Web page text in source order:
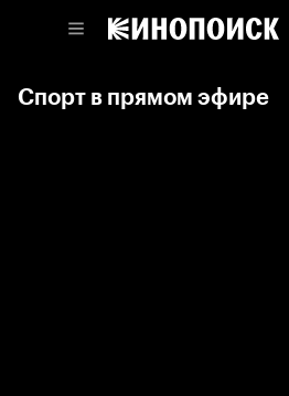
Спорт в прямом эфире